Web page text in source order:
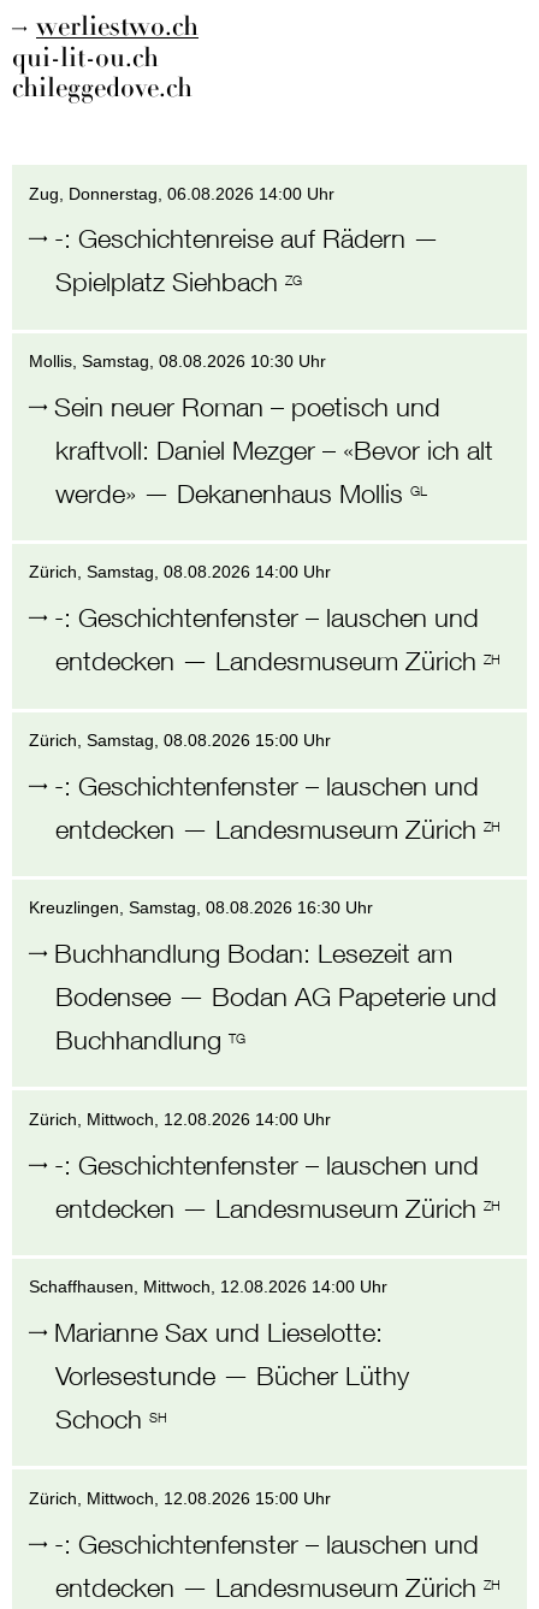
werliestwo.ch
qui-lit-ou.ch
chileggedove.ch
Zug , Donnerstag,06.08.2026 14:00 Uhr
-:Geschichtenreise auf Rädern —
Spielplatz Siehbach ZG
Mollis , Samstag,08.08.2026 10:30 Uhr
Sein neuer Roman – poetisch und
kraftvoll: Daniel Mezger – «Bevor ich alt
werde» — Dekanenhaus Mollis GL
Zürich, Samstag,08.08.2026 14:00 Uhr
-:Geschichtenfenster – lauschen und
entdecken — Landesmuseum Zürich ZH
Zürich , Samstag,08.08.2026 15:00 Uhr
-:Geschichtenfenster – lauschen und
entdecken — Landesmuseum Zürich ZH
Kreuzlingen, Samstag,08.08.2026 16:30 Uhr
Buchhandlung Bodan: Lesezeit am
Bodensee— Bodan AG Papeterie und
Buchhandlung TG
Zürich , Mittwoch, 12.08.2026 14:00 Uhr
-:Geschichtenfenster – lauschen und
entdecken — Landesmuseum Zürich ZH
Schaffhausen, Mittwoch, 12.08.2026 14:00 Uhr
Marianne Sax und Lieselotte:
Vorlesestunde— Bücher Lüthy
Schoch SH
Zürich , Mittwoch, 12.08.2026 15:00 Uhr
-:Geschichtenfenster – lauschen und
entdecken — Landesmuseum Zürich ZH